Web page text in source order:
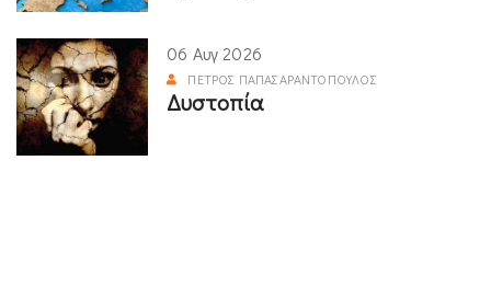
06 Αυγ 2026
ΠΈΤΡΟΣ ΠΑΠΑΣΑΡΑΝΤΌΠΟΥΛΟΣ
Δυστοπία